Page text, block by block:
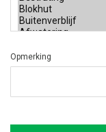
Opmerking